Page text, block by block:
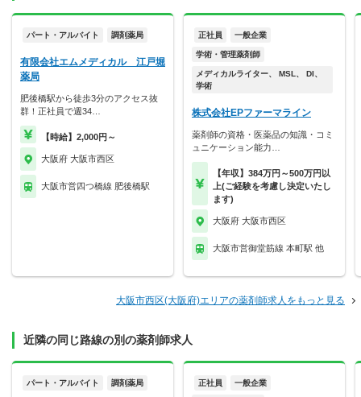
パート・アルバイト 調剤薬局
有限会社エムメディカル 江戸堀
薬局
肥後橋駅から徒歩3分のアクセス抜
群！正社員で週34…
【時給】2,000円～
大阪府 大阪市西区
大阪市営四つ橋線 肥後橋駅
正社員 一般企業
学術・管理薬剤師
メディカルライター、 MSL、 DI、
学術
株式会社EPファーマライン
薬剤師の資格・医薬品の知識・コミ
ュニケーション能力…
【年収】384万円～500万円以
上(ご経験を考慮し決定いたし
ます)
大阪府 大阪市西区
大阪市営御堂筋線 本町駅 他
大阪市西区(大阪府)エリアの薬剤師求人をもっと見る
近隣の同じ路線の別の薬剤師求人
パート・アルバイト 調剤薬局 正社員 一般企業